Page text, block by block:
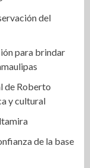
del
para brindar
de Roberto
y cultural
de la base